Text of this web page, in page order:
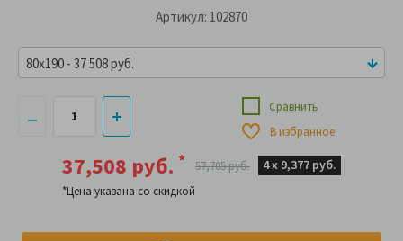
Артикул: 102870
37,508 руб. *
*Цена указана со скидкой
57,705 руб. 4 х 9,377 руб.
Сравнить
В избранное
80x190 - 37 508 руб.